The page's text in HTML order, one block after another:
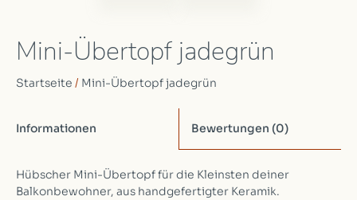
Mini-Übertopf jadegrün
Startseite / Mini-Übertopf jadegrün
Informationen Bewertungen (0)
Hübscher Mini-Übertopf für die Kleinsten deiner
Balkonbewohner, aus handgefertigter Keramik.